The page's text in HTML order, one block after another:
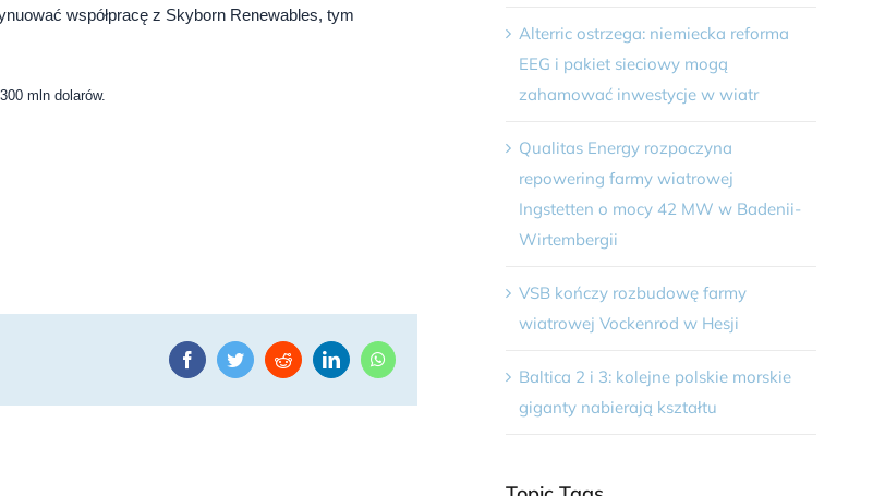
współpracę z Skyborn Renewables, tym
mln dolarów.
FacebookTwitterRedditLinkedInWhatsApp
Alterric ostrzega: niemiecka reforma
EEG i pakiet sieciowy mogą
zahamować inwestycje w wiatr
Qualitas Energy rozpoczyna
repowering farmy wiatrowej
Ingstetten o mocy 42 MW w Badenii-
Wirtembergii
VSB kończy rozbudowę farmy
wiatrowej Vockenrod w Hesji
Baltica 2 i 3: kolejne polskie morskie
giganty nabierają kształtu